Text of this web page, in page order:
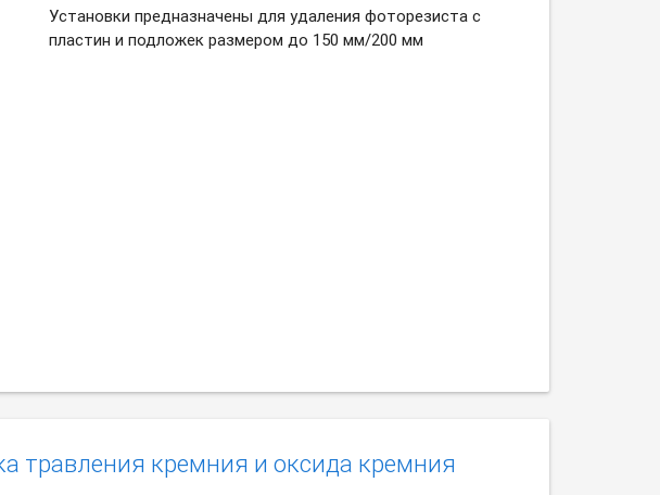
Установки предназначены для удаления фоторезиста с
пластин и подложек размером до 150 мм/200 мм
травления кремния и оксида кремния